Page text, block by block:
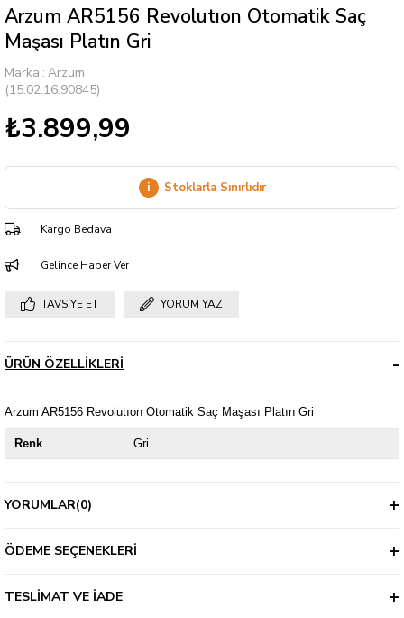
Arzum AR5156 Revolutıon Otomatik Saç
Maşası Platın Gri
Marka : Arzum
(15.02.16.90845)
₺3.899,99
i Stoklarla Sınırlıdır
Kargo Bedava
Gelince Haber Ver
TAVSIYE ET YORUM YAZ
ÜRÜN ÖZELLIKLERI
Arzum AR5156 Revolutıon Otomatik Saç Maşası Platın Gri
Renk Gri
YORUMLAR(0)
ÖDEME SEÇENEKLERI
TESLIMAT VE İADE